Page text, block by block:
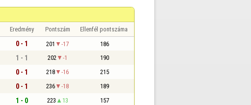
Eredmény Pontszám Ellenfél pontszáma
0 - 1 201 -17 186
1 - 1 202 -1 190
0 - 1 218 -16 215
0 - 1 236 -18 189
1 - 0 223 13 157